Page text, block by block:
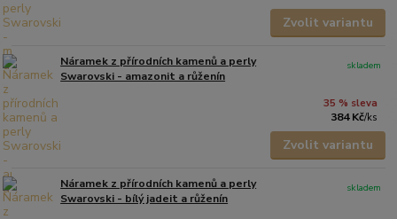
Zvolit variantu
Náramek z přírodních kamenů a perly
Swarovski - amazonit a růženín
35 % sleva
384 Kč/ks
skladem
Zvolit variantu
Náramek z přírodních kamenů a perly
Swarovski - bílý jadeit a růženín
skladem